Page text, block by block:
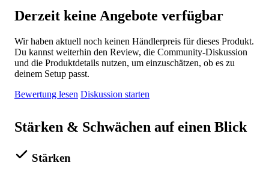
Derzeit keine Angebote verfügbar
Wir haben aktuell noch keinen Händlerpreis für dieses Produkt.
Du kannst weiterhin den Review, die Community-Diskussion
und die Produktdetails nutzen, um einzuschätzen, ob es zu
deinem Setup passt.
Bewertung lesen Diskussion starten
Stärken & Schwächen auf einen Blick
Stärken